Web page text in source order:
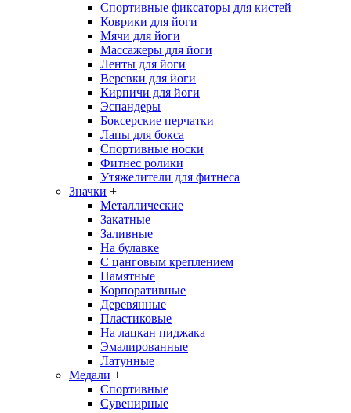
Спортивные фиксаторы для кистей
Коврики для йоги
Мячи для йоги
Массажеры для йоги
Ленты для йоги
Веревки для йоги
Кирпичи для йоги
Эспандеры
Боксерские перчатки
Лапы для бокса
Спортивные носки
Фитнес ролики
Утяжелители для фитнеса
Значки +
Металлические
Закатные
Заливные
На булавке
С цанговым креплением
Памятные
Корпоративные
Деревянные
Пластиковые
На лацкан пиджака
Эмалированные
Латунные
Медали +
Спортивные
Сувенирные